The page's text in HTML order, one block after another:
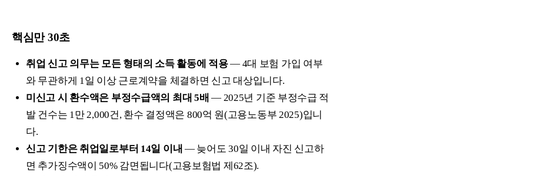
핵심만 30초
취업 신고 의무는 모든 형태의 소득 활동에 적용— 4대 보험 가입 여부
와 무관하게 1일 이상 근로계약을 체결하면 신고 대상입니다.
미신고 시 환수액은 부정수급액의 최대 5배 — 2025년 기준 부정수급 적
발 건수는 1만 2,000건, 환수 결정액은 800억 원(고용노동부 2025)입니
다.
신고 기한은 취업일로부터 14일 이내 — 늦어도 30일 이내 자진 신고하
면 추가징수액이 50% 감면됩니다(고용보험법 제62조).